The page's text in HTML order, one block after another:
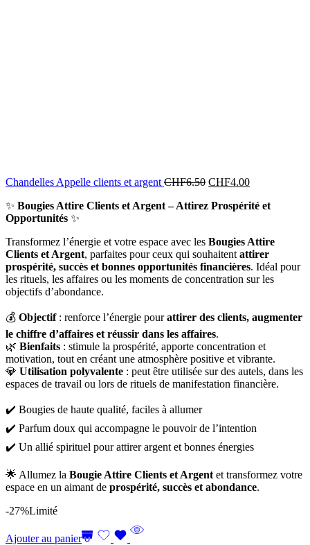
Chandelles Appelle clients et argent CHF6.50 CHF4.00
✨ Bougies Attire Clients et Argent – Attirez Prospérité et
Opportunités ✨
Transformez l’énergie et votre espace avec les Bougies Attire
Clients et Argent, parfaites pour ceux qui souhaitent attirer
prospérité, succès et bonnes opportunités financières. Idéal pour
les rituels, les affaires ou les moments de concentration sur les
objectifs d’abondance.
💰 Objectif: renforce l’énergie pourattirer des clients, augmenter
le chiffre d’affaires et réussir dans les affaires.
🌿 Bienfaits : stimule la prospérité, apporte concentration et
motivation, tout en créant une atmosphère positive et vibrante.
💎 Utilisation polyvalente : peut être utilisée sur des autels, dans les
espaces de travail ou lors de rituels de manifestation financière.
✔️ Bougies de haute qualité, faciles à allumer
✔️ Parfum doux qui accompagne le pouvoir de l’intention
✔️ Un allié spirituel pour attirer argent et bonnes énergies
🌟 Allumez la Bougie Attire Clients et Argent et transformez votre
espace en un aimant de prospérité, succès et abondance.
-27%Limité
Ajouter au panier